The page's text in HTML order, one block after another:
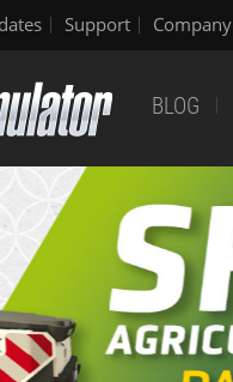
Support Company
BLOG